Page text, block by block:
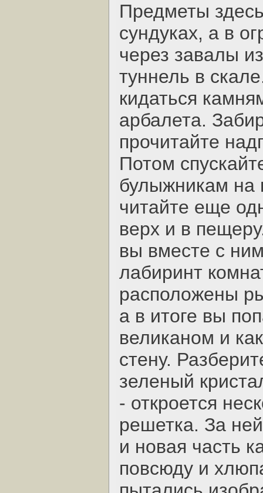
Предметы
сундуках, а в
через завалы
туннель в
кидаться
арбалета.
прочитайте
Потом
булыжникам на
читайте еще
верх и в
вы вместе с
лабиринт
расположены
а в итоге вы
великаном и
стену.
зеленый
- откроется
решетка. За
и новая часть
повсюду и